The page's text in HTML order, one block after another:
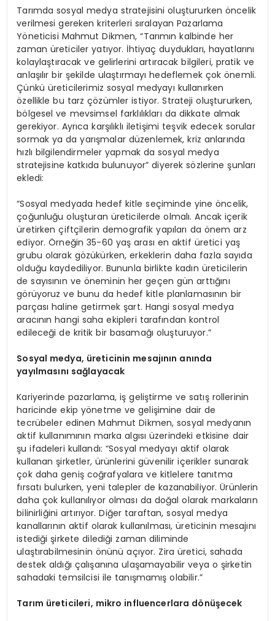
Tarımda sosyal medya stratejisini oluştururken öncelik
verilmesi gereken kriterleri sıralayan Pazarlama
Yöneticisi Mahmut Dikmen, “Tarımın kalbinde her
zaman üreticiler yatıyor. İhtiyaç duydukları, hayatlarını
kolaylaştıracak ve gelirlerini artıracak bilgileri, pratik ve
anlaşılır bir şekilde ulaştırmayı hedeflemek çok önemli.
Çünkü üreticilerimiz sosyal medyayı kullanırken
özellikle bu tarz çözümler istiyor. Strateji oluştururken,
bölgesel ve mevsimsel farklılıkları da dikkate almak
gerekiyor. Ayrıca karşılıklı iletişimi teşvik edecek sorular
sormak ya da yarışmalar düzenlemek, kriz anlarında
hızlı bilgilendirmeler yapmak da sosyal medya
stratejisine katkıda bulunuyor” diyerek sözlerine şunları
ekledi:
“Sosyal medyada hedef kitle seçiminde yine öncelik,
çoğunluğu oluşturan üreticilerde olmalı. Ancak içerik
üretirken çiftçilerin demografik yapıları da önem arz
ediyor. Örneğin 35-60 yaş arası en aktif üretici yaş
grubu olarak gözükürken, erkeklerin daha fazla sayıda
olduğu kaydediliyor. Bununla birlikte kadın üreticilerin
de sayısının ve öneminin her geçen gün arttığını
görüyoruz ve bunu da hedef kitle planlamasının bir
parçası haline getirmek şart. Hangi sosyal medya
aracının hangi saha ekipleri tarafından kontrol
edileceği de kritik bir basamağı oluşturuyor.”
Sosyal medya, üreticinin mesajının anında
yayılmasını sağlayacak
Kariyerinde pazarlama, iş geliştirme ve satış rollerinin
haricinde ekip yönetme ve gelişimine dair de
tecrübeler edinen Mahmut Dikmen, sosyal medyanın
aktif kullanımının marka algısı üzerindeki etkisine dair
şu ifadeleri kullandı: “Sosyal medyayı aktif olarak
kullanan şirketler, ürünlerini güvenilir içerikler sunarak
çok daha geniş coğrafyalara ve kitlelere tanıtma
fırsatı bulurken, yeni talepler de kazanabiliyor. Ürünlerin
daha çok kullanılıyor olması da doğal olarak markaların
bilinirliğini artırıyor. Diğer taraftan, sosyal medya
kanallarının aktif olarak kullanılması, üreticinin mesajını
istediği şirkete dilediği zaman diliminde
ulaştırabilmesinin önünü açıyor. Zira üretici, sahada
destek aldığı çalışanına ulaşamayabilir veya o şirketin
sahadaki temsilcisi ile tanışmamış olabilir.”
Tarım üreticileri, mikro influencerlara dönüşecek